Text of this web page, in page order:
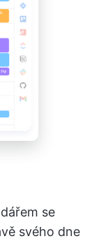
se
svého dne